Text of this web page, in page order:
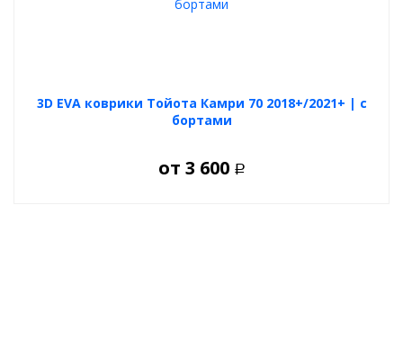
3D EVA коврики Тойота Камри 70 2018+/2021+ | с
бортами
от 3 600 Р